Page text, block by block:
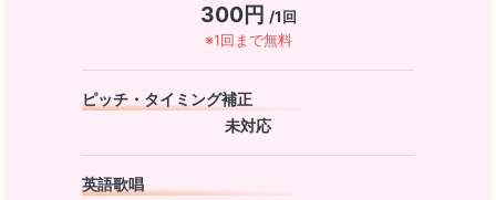
300円 /1回
※1回まで無料
ピッチ・タイミング補正
未対応
英語歌唱